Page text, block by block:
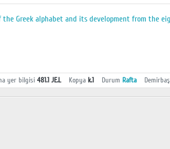
the Greek alphabet and its development from the
yer bilgisi 481.1 JE.L Kopya k.1 Durum Rafta Demirbaş